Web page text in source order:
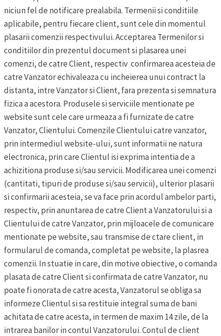
niciun fel de notificare prealabila. Termenii si conditiile
aplicabile, pentru fiecare client, sunt cele din momentul
plasarii comenzii respectivului.Acceptarea Termenilor si
conditiilor din prezentul document si plasarea unei
comenzi, de catre Client, respectiv confirmarea acesteia de
catre Vanzator echivaleaza cu incheierea unui contract la
distanta, intre Vanzator si Client, fara prezenta si semnatura
fizica a acestora. Produsele si serviciile mentionate pe
website sunt cele care urmeaza a fi furnizate de catre
Vanzator, Clientului. Comenzile Clientului catre vanzator,
prin intermediul website-ului, sunt informatii ne natura
electronica, prin care Clientul isi exprima intentia de a
achizitiona produse si/sau servicii. Modificarea unei comenzi
(cantitati, tipuri de produse si/sau servicii), ulterior plasarii
si confirmarii acesteia, se va face prin acordul ambelor parti,
respectiv, prin anuntarea de catre Client a Vanzatorului si a
Clientului de catre Vanzator, prin mijloacele de comunicare
mentionate pe website, sau transmise de ctare client, in
formularul de comanda, completat pe website, la plasrea
comenzii. In stuatie in care, din motive obiective, o comanda
plasata de catre Client si confirmata de catre Vanzator, nu
poate fi onorata de catre acesta, Vanzatorul se obliga sa
informeze Clientul si sa restituie integral suma de bani
achitata de catre acesta, in termen de maxim 14 zile, de la
intrarea banilor in contul Vanzatorului.Contul de client